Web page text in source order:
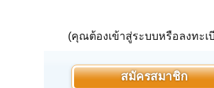
(คุณต้องเข้าสู่ระบบหรือลงทะเ
สมัครสมาชิก